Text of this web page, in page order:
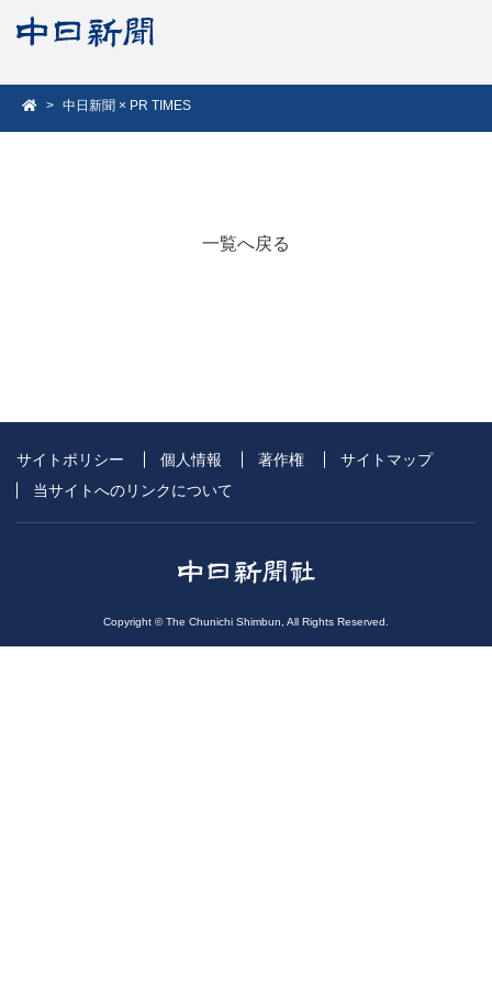
中日新聞 × PR TIMES
一覧へ戻る
サイトポリシー 個人情報 著作権
サイトマップ
当サイトへのリンクについて
Copyright © The Chunichi Shimbun, All Rights Reserved.